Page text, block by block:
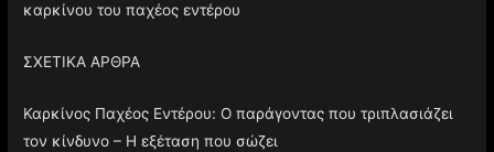
καρκίνου του παχέος εντέρου
ΣΧΕΤΙΚΑ ΑΡΘΡΑ
Καρκίνος Παχέος Εντέρου: Ο παράγοντας που τριπλασιάζει
τον κίνδυνο – Η εξέταση που σώζει